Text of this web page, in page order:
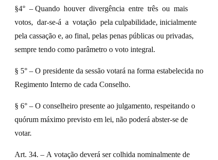
§4° – Quando houver divergência entre três ou mais
votos, dar-se-á a votação pela culpabilidade, inicialmente
pela cassação e, ao final, pelas penas públicas ou privadas,
sempre tendo como parâmetro o voto integral.
§ 5° – O presidente da sessão votará na forma estabelecida no
Regimento Interno de cada Conselho.
§ 6° – O conselheiro presente ao julgamento, respeitando o
quórum máximo previsto em lei, não poderá abster-se de
votar.
Art. 34. – A votação deverá ser colhida nominalmente de